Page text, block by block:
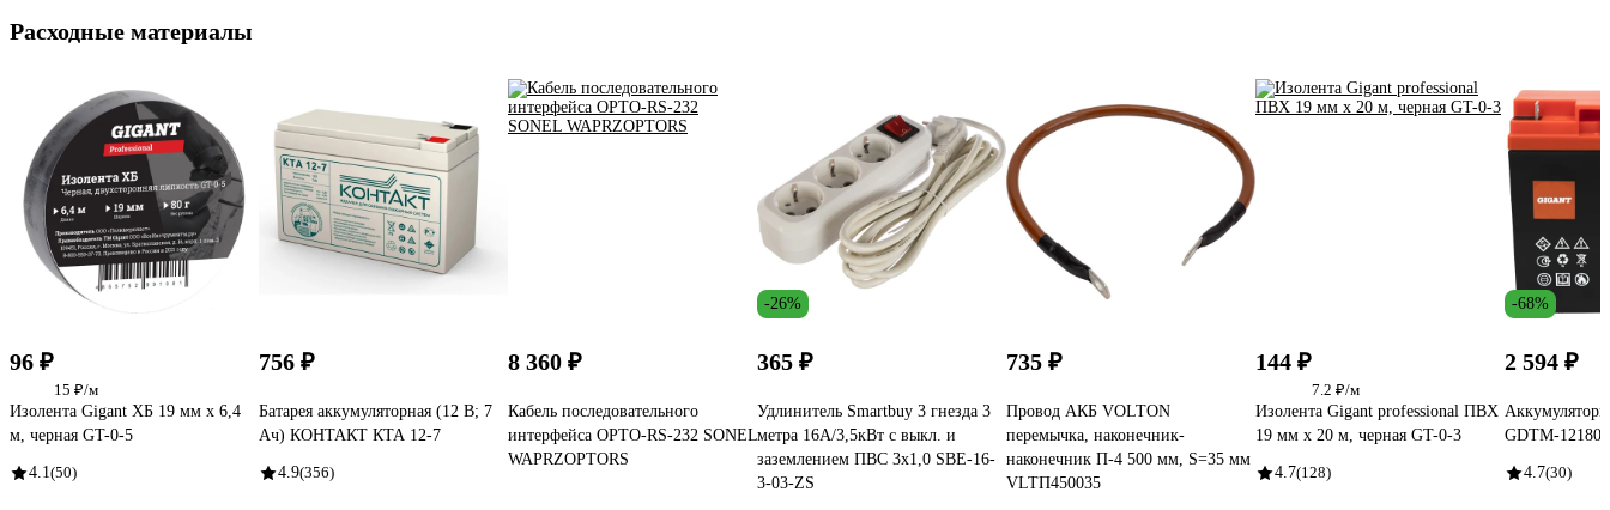
Расходные материалы
96 ₽
15 ₽/м
Изолента Gigant ХБ 19 мм х 6,4
м, черная GT-0-5
4.1(50)
756 ₽
Батарея аккумуляторная (12 В; 7
Ач) КОНТАКТ КТА 12-7
4.9(356)
8 360 ₽
Кабель последовательного
интерфейса OPTO-RS-232 SONEL
WAPRZOPTORS
-26%
365 ₽
Удлинитель Smartbuy 3 гнезда 3
метра 16А/3,5кВт с выкл. и
заземлением ПВС 3х1,0 SBE-16-
3-03-ZS
735 ₽
Провод АКБ VOLTON
перемычка, наконечник-
наконечник П-4 500 мм, S=35 мм
VLTП450035
144 ₽
7.2 ₽/м
Изолента Gigant professional ПВХ
19 мм х 20 м, черная GT-0-3
4.7(128)
-68%
2 594 ₽
GDTM-12180
4.7(30)